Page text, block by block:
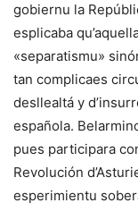
gobiernu la
esplicaba
«separatismu»
tan complicaes
desllealtá y
española.
pues participara
Revolución
esperimientu